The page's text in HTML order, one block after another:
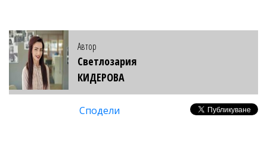
Автор
Светлозария
КИДЕРОВА
Сподели